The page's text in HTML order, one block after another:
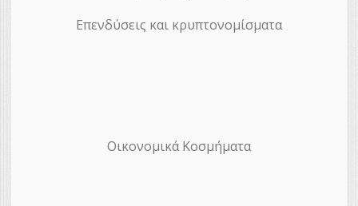
Επενδύσεις και κρυπτονομίσματα
Οικονομικά Κοσμήματα